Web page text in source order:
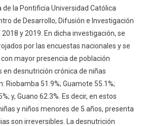
de la Pontificia Universidad Católica
de Desarrollo, Difusión e Investigación
2018 y 2019. En dicha investigación, se
por las encuestas nacionales y se
mayor presencia de población
en desnutrición crónica de niñas
Riobamba 51.9%; Guamote 55.1%;
y, Guano 62.3%. Es decir, en estos
y niños menores de 5 años, presenta
son irreversibles. La desnutrición